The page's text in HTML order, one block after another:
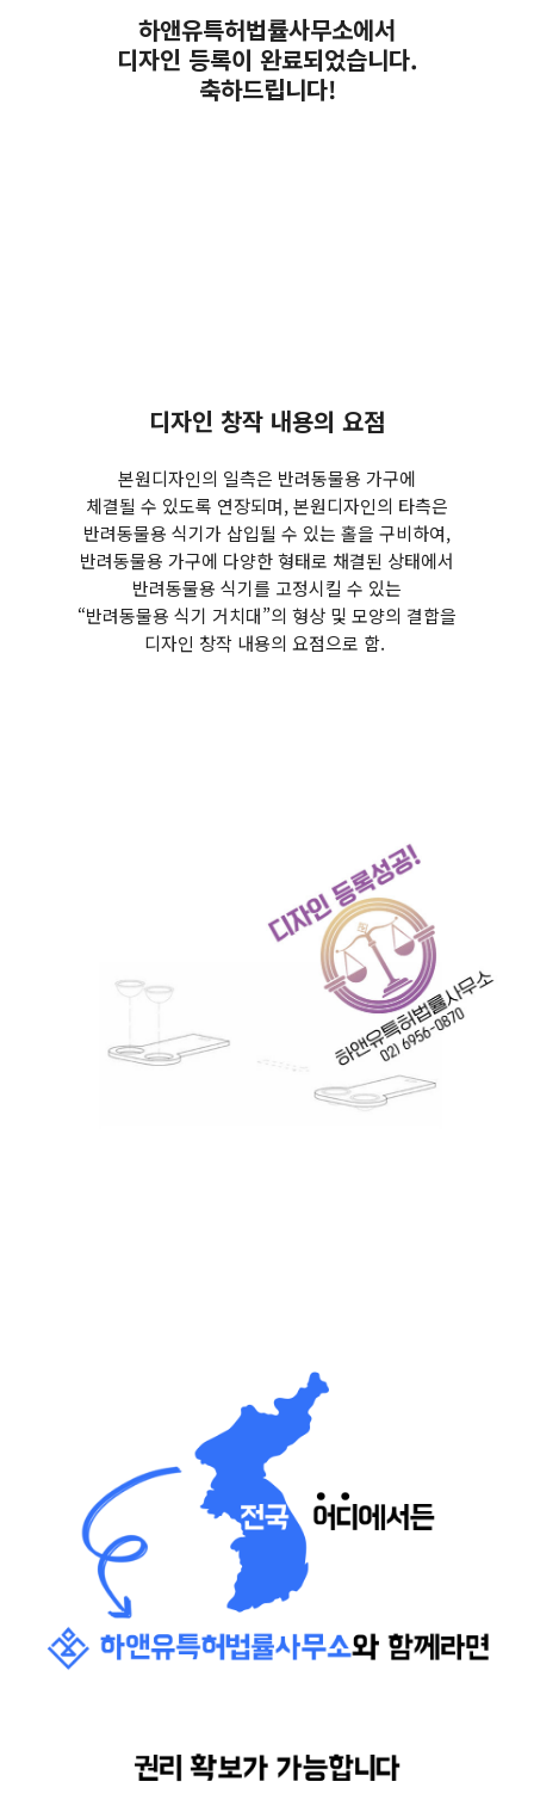
하앤유특허법률사무소에서
디자인 등록이 완료되었습니다.
축하드립니다!
디자인 창작 내용의 요점
본원디자인의 일측은 반려동물용 가구에
체결될 수 있도록 연장되며, 본원디자인의 타측은
반려동물용 식기가 삽입될 수 있는 홀을 구비하여,
반려동물용 가구에 다양한 형태로 채결된 상태에서
반려동물용 식기를 고정시킬 수 있는
“반려동물용 식기 거치대”의 형상 및 모양의 결합을
디자인 창작 내용의 요점으로 함.